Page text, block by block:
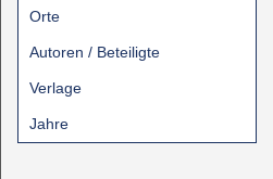
Orte
Autoren / Beteiligte
Verlage
Jahre